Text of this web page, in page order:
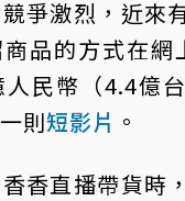
爭激烈，近來
品的方式在網
民幣（4.4億
則短影片 。
香直播帶貨時